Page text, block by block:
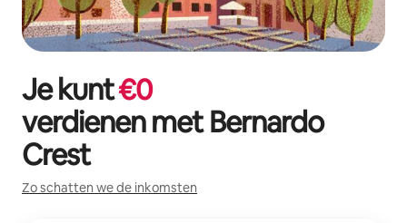
Je kunt€0
verdienen metBernardo
Crest
Zo schatten we de inkomsten